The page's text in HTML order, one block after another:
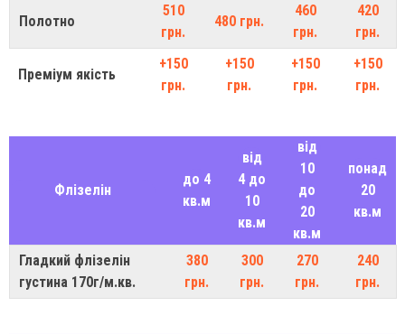
Полотно
510
грн.
480 грн.
460
грн.
420
грн.
Преміум якість
+150
грн.
+150
грн.
+150
грн.
+150
грн.
Флізелін
до 4
кв.м
від
4 до
10
кв.м
від
10
до
20
кв.м
понад
20
кв.м
Гладкий флізелін
густина 170г/м.кв.
380
грн.
300
грн.
270
грн.
240
грн.